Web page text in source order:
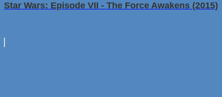
Star Wars: Episode VII - The Force Awakens (2015)